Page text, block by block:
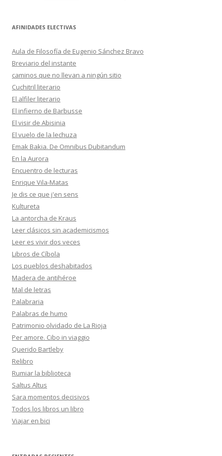
AFINIDADES ELECTIVAS
Aula de Filosofía de Eugenio Sánchez Bravo
Breviario del instante
caminos que no llevan a ningún sitio
Cuchitril literario
El alfiler literario
El infierno de Barbusse
El visir de Abisinia
El vuelo de la lechuza
Emak Bakia. De Omnibus Dubitandum
En la Aurora
Encuentro de lecturas
Enrique Vila-Matas
Je dis ce que j'en sens
Kultureta
La antorcha de Kraus
Leer clásicos sin academicismos
Leer es vivir dos veces
Libros de Cíbola
Los pueblos deshabitados
Madera de antihéroe
Mal de letras
Palabraria
Palabras de humo
Patrimonio olvidado de La Rioja
Per amore. Cibo in viaggio
Querido Bartleby
Relibro
Rumiar la biblioteca
Saltus Altus
Sara momentos decisivos
Todos los libros un libro
Viajar en bici